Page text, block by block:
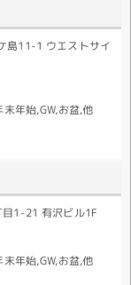
島11-1 ウエストサイ
年始,GW,お盆,他
1-21 有沢ビル1F
年始,GW,お盆,他